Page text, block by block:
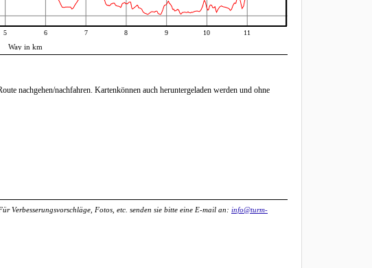
Way in km
5 6 7 8 9 10 11
nachgehen/nachfahren. Kartenkönnen auch heruntergeladen werden und ohne
Verbesserungsvorschläge, Fotos, etc. senden sie bitte eine E-mail an: info@turm-